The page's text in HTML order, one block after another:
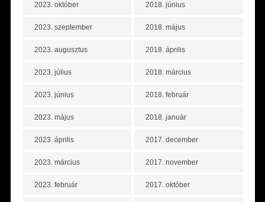
2023. október
2023. szeptember
2023. augusztus
2023. július
2023. június
2023. május
2023. április
2023. március
2023. február
2018. június
2018. május
2018. április
2018. március
2018. február
2018. január
2017. december
2017. november
2017. október